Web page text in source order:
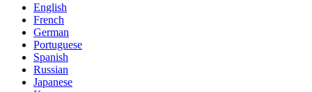
English
French
German
Portuguese
Spanish
Russian
Japanese